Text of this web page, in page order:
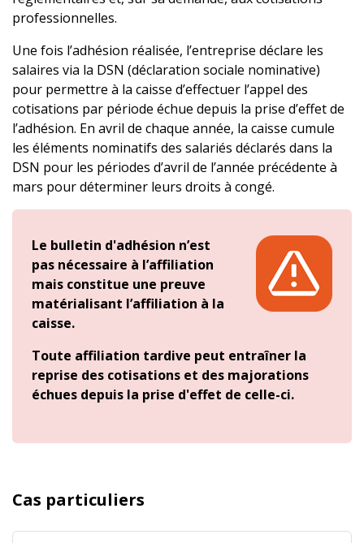
professionnelles.
Une fois l’adhésion réalisée, l’entreprise déclare les
salaires via la DSN (déclaration sociale nominative)
pour permettre à la caisse d’effectuer l’appel des
cotisations par période échue depuis la prise d’effet de
l’adhésion. En avril de chaque année, la caisse cumule
les éléments nominatifs des salariés déclarés dans la
DSN pour les périodes d’avril de l’année précédente à
mars pour déterminer leurs droits à congé.
Le bulletin d'adhésion n’est
pas nécessaire à l’affiliation
mais constitue une preuve
matérialisant l’affiliation à la
caisse.
Toute affiliation tardive peut entraîner la
reprise des cotisations et des majorations
échues depuis la prise d'effet de celle-ci.
Cas particuliers